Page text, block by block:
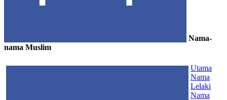
Nama-
nama Muslim
Utama
Nama
Lelaki
Nama